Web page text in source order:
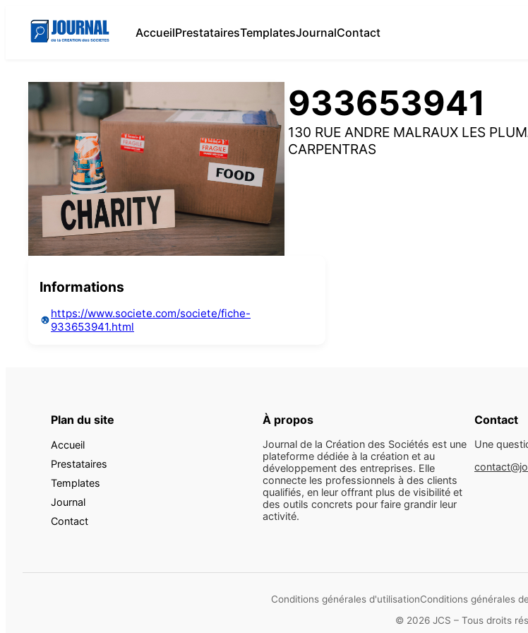
AccueilPrestatairesTemplatesJournalContact
933653941
130 RUE ANDRE MALRAUX LES
CARPENTRAS
Informations
https://www.societe.com/societe/fiche-
933653941.html
Plan du site
Accueil
Prestataires
Templates
Journal
Contact
À propos
Journal de la Création des Sociétés est une
plateforme dédiée à la création et au
développement des entreprises. Elle
connecte les professionnels à des clients
qualifiés, en leur offrant plus de visibilité et
des outils concrets pour faire grandir leur
activité.
Contact
Une
Conditions générales d'utilisationConditions générales
© 2026 JCS – Tous droits